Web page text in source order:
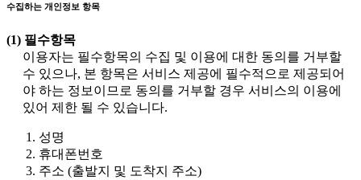
수집하는 개인정보 항목
(1) 필수항목
이용자는 필수항목의 수집 및 이용에 대한 동의를 거부할
수 있으나, 본 항목은 서비스 제공에 필수적으로 제공되어
야 하는 정보이므로 동의를 거부할 경우 서비스의 이용에
있어 제한 될 수 있습니다.
성명
휴대폰번호
주소 (출발지 및 도착지 주소)